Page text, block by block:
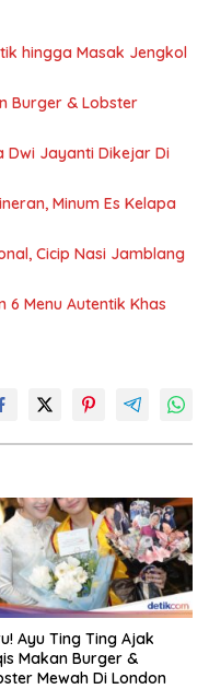
hingga Masak Jengkol
Burger & Lobster
Dwi Jayanti Dikejar Di
Minum Es Kelapa
Cicip Nasi Jamblang
6 Menu Autentik Khas
Ayu Ting Ting Ajak
Makan Burger &
Mewah Di London